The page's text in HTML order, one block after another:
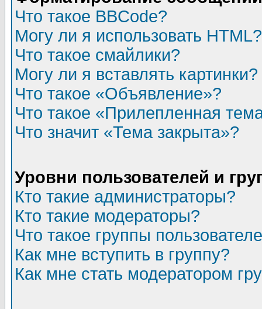
Что такое BBCode?
Могу ли я использовать HTML?
Что такое смайлики?
Могу ли я вставлять картинки?
Что такое «Объявление»?
Что такое «Прилепленная
Что значит «Тема закрыта»?
Уровни пользователей и
Кто такие администраторы?
Кто такие модераторы?
Что такое группы
Как мне вступить в группу?
Как мне стать модератором